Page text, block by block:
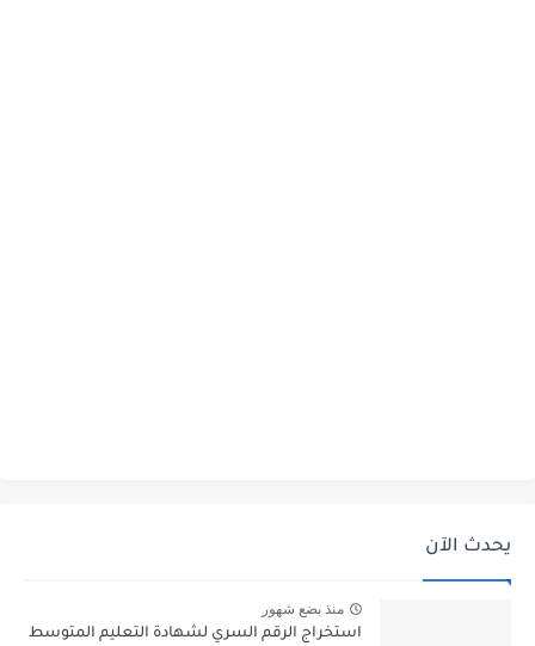
يحدث الآن
منذ بضع شهور
استخراج الرقم السري لشهادة التعليم المتوسط